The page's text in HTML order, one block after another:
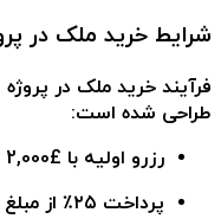
شرایط خرید ملک در
فرآیند خرید ملک در
طراحی شده است:
رزرو اولیه با £2,000 پوند
پرداخت ۲۵٪ از مبلغ کل به‌عنوان پیش‌پرداخت